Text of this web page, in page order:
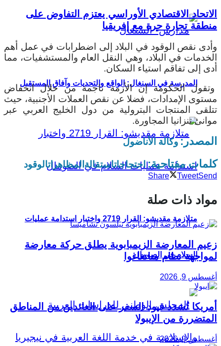
المدرسة في السنغال: الواقع والتحديات وآفاق المستقبل
متلازمة مقديشو: القرار 2719 واختبار استدامة عمليات
السلام في الصومال
الاتحاد الاقتصادي الأوراسي يعتزم التفاوض على
منطقة تجارة حرة مع إفريقيا
وأدى نقص الوقود في البلاد إلى اضطرابات في عمل أهم
الخدمات في البلاد، وهي النقل العام والمستشفيات، مما
أدى إلى تفاقم استياء السكان.
وتقول الحكومة إن الأزمة ناجمة من خلال انخفاض
مستوى الإمدادات، فضلا عن نقص العملات الأجنبية، حيث
تتلقى المنتجات البترولية من دول الخليج العربي عبر
موانئ تنزانيا المجاورة.
المصدر:وكالة الأناضول
كلمات مفتاحية: احتجاجاتاستقالة المظاهراتالوقود
Share TweetSend
مواد ذات صلة
زعيم المعارضة الزيمبابوية يطلق حركة معارضة
لمواجهة نظام منانغاغوا
أغسطس 9, 2026
أمريكا تُشدد قيود السفر على العائدين من المناطق
المتضررة من الإيبولا
أغسطس 9, 2026